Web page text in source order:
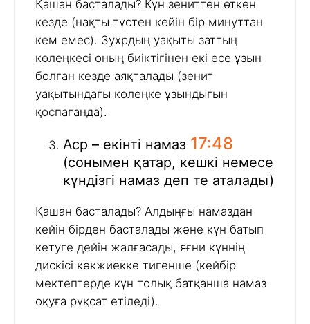
Қашан басталады? Күн зениттен өткен
кезде (нақты түстен кейін бір минуттан
кем емес). Зухрдың уақыты заттың
көлеңкесі оның биіктігінен екі есе ұзын
болған кезде аяқталады (зенит
уақытындағы көлеңке ұзындығын
қоспағанда).
Аср – екінті намаз 17:48
(сонымен қатар, кешкі немесе
күндізгі намаз деп те аталады)
Қашан басталады? Алдыңғы намаздан
кейін бірден басталады және күн батып
кетуге дейін жалғасады, яғни күннің
дискісі көкжиекке тигенше (кейбір
мектептерде күн толық батқанша намаз
оқуға рұқсат етіледі).